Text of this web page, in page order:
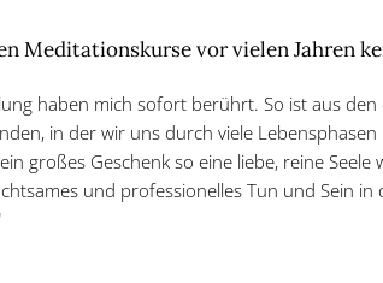
Meditationskurse vor vielen Jahren
haben mich sofort berührt. So ist aus den
in der wir uns durch viele
großes Geschenk so eine liebe, reine Seele
und professionelles Tun und Sein